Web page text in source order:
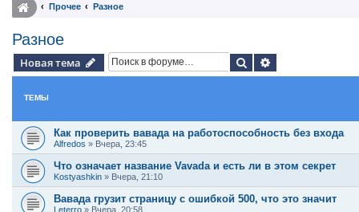
Прочее Разное
Разное
Новая тема Поиск
ТЕМЫ
Как проверить вавада на работоспособность без входа
Alfredos » Вчера, 23:45
Что означает название Vavada и есть ли в этом секрет
Kostyashkin » Вчера, 21:10
Вавада грузит страницу с ошибкой 500, что это значит
Leterro » Вчера, 20:58